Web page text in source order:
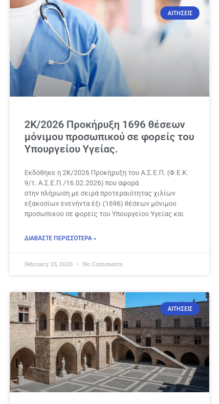
ΑΙΤΗΣΕΙΣ
2Κ/2026 Προκήρυξη 1696 θέσεων
μόνιμου προσωπικού σε φορείς του
Υπουργείου Υγείας.
Εκδόθηκε η 2Κ/2026 Προκήρυξη του Α.Σ.Ε.Π. (Φ.Ε.Κ.
9/τ. Α.Σ.Ε.Π./16.02.2026) που αφορά
στην πλήρωση με σειρά προτεραιότητας χιλίων
εξακοσίων ενενήντα έξι (1696) θέσεων μόνιμου
προσωπικού σε φορείς του Υπουργείου Υγείας και
ΔΙΑΒΆΣΤΕ ΠΕΡΙΣΣΌΤΕΡΑ »
February 25, 2026 No Comments
ΑΙΤΗΣΕΙΣ